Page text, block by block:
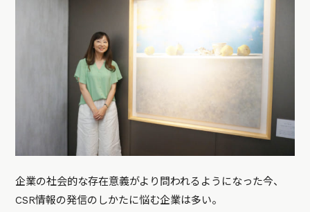
企業の社会的な存在意義がより問われるようになった今、
CSR情報の発信のしかたに悩む企業は多い。